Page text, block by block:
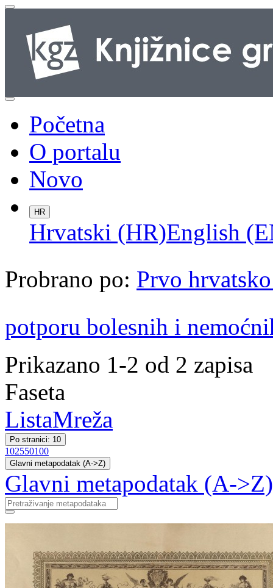
Početna
O portalu
Novo
HR
Hrvatski (HR)English
Probrano po: Prvo
potporu bolesnih i
Prikazano 1-2 od 2 zapisa
Faseta
ListaMreža
Po stranici: 10
102550100
Glavni metapodatak (A->Z)
Glavni metapodatak (A->Z)